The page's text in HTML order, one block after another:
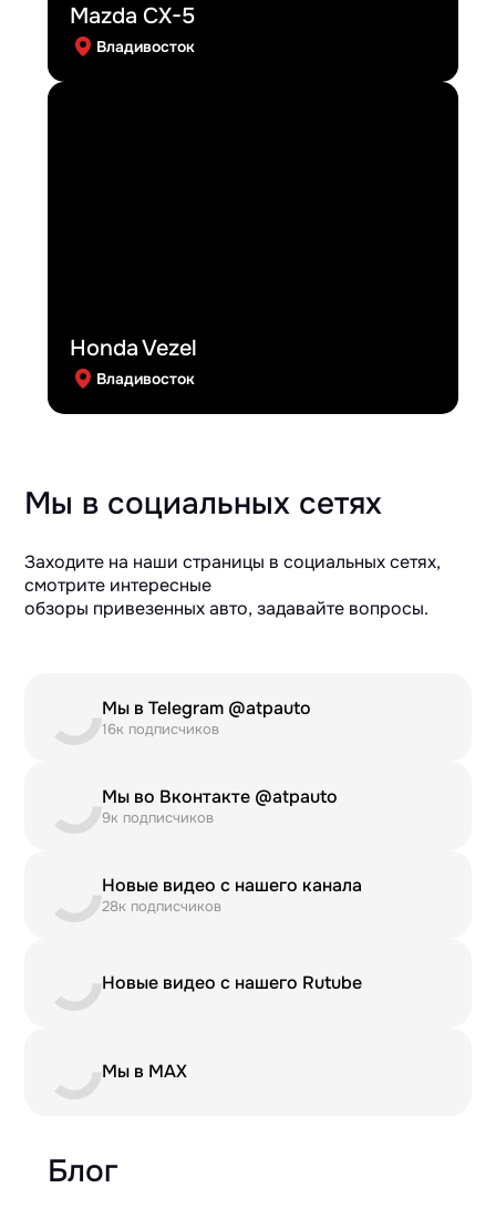
Mazda CX-5
Владивосток
Honda Vezel
Владивосток
Мы в социальных сетях
Заходите на наши страницы в социальных сетях,
смотрите интересные
обзоры привезенных авто, задавайте вопросы.
Мы в Telegram @atpauto
16к подписчиков
Мы во Вконтакте @atpauto
9к подписчиков
Новые видео с нашего канала
28к подписчиков
Новые видео с нашего Rutube
Мы в MAX
Блог